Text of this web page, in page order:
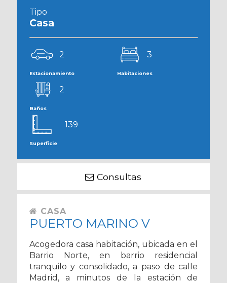
Tipo
Casa
2
Estacionamiento
3
Habitaciones
2
Baños
139
Superficie
Consultas
CASA
PUERTO MARINO V
Acogedora casa habitación, ubicada en el
Barrio Norte, en barrio residencial
tranquilo y consolidado, a paso de calle
Madrid, a minutos de la estación de